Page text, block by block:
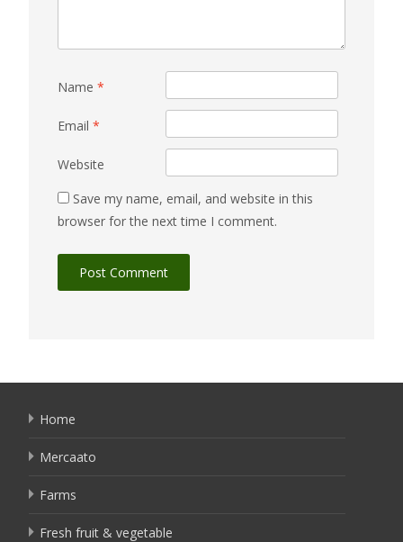
Name *
Email *
Website
Save my name, email, and website in this
browser for the next time I comment.
Home
Mercaato
Farms
Fresh fruit & vegetable